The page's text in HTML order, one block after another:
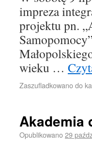
impreza
projektu pn.
wieku …
Zaszufladkowano do
Akademia
Opublikowano29